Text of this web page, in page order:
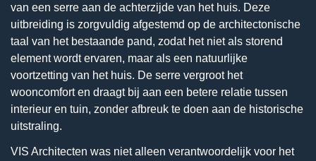
van een serre aan de achterzijde van het huis. Deze
uitbreiding is zorgvuldig afgestemd op de architectonische
taal van het bestaande pand, zodat het niet als storend
element wordt ervaren, maar als een natuurlijke
voortzetting van het huis. De serre vergroot het
wooncomfort en draagt bij aan een betere relatie tussen
interieur en tuin, zonder afbreuk te doen aan de historische
uitstraling.
VIS Architecten was niet alleen verantwoordelijk voor het